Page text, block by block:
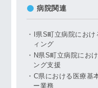
病院関連
I県S町立病院にお
ィング
N県S町立病院にお
ング支援
C県における医療基
ー業務